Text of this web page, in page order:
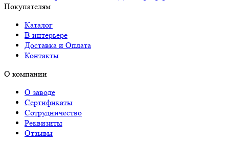
Покупателям
Каталог
В интерьере
Доставка и Оплата
Контакты
О компании
О заводе
Сертификаты
Сотрудничество
Реквизиты
Отзывы